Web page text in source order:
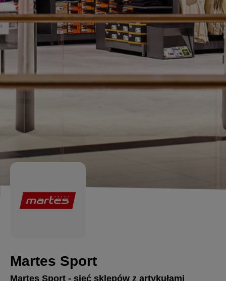
Martes Sport
Martes Sport - sieć sklepów z artykułami